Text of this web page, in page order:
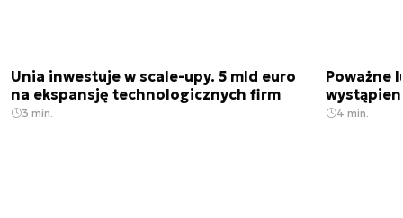
Unia inwestuje w scale-upy. 5 mld euro
na ekspansję technologicznych firm
3 min.
Poważne
4 min.